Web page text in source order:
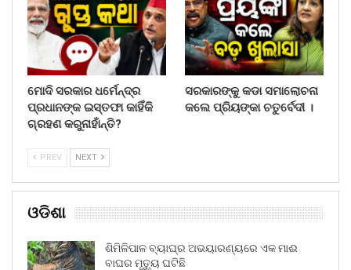
ମୋଦି ସରକାର ଧର୍ମେନ୍ଦ୍ର
ପ୍ରଧାନଙ୍କ ଇସ୍ତଫା କାହିଁକି
ଗ୍ରହଣ କରୁନାହାଁନ୍ତି?
ସରକାରଙ୍କୁ କଡା ସମାଲୋଚନା
କଲେ ପ୍ରିୟଙ୍କା ଚତୁର୍ବେଦୀ ।
PREV NEXT
ଓଡିଶା
ଶିମିଳିପାଳ ବ୍ୟାଘ୍ର ଅଭୟାରଣ୍ୟରେ ଏକ ମାଈ
ବାଘର ମୃତ୍ୟୁ ଘଟିଛି